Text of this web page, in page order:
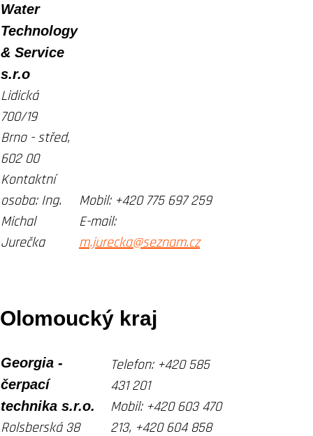
Water
Technology
& Service
s.r.o
Lidická
700/19
Brno - střed,
602 00
Kontaktní
osoba:Ing.
Michal
Jurečka
Mobil: +420 775 697 259
E-mail:
m.jurecka@seznam.cz
Olomoucký kraj
Georgia -
čerpací
technika s.r.o.
Rolsberská 38
Telefon:+420 585
431 201
Mobil:+420 603 470
213, +420 604 858